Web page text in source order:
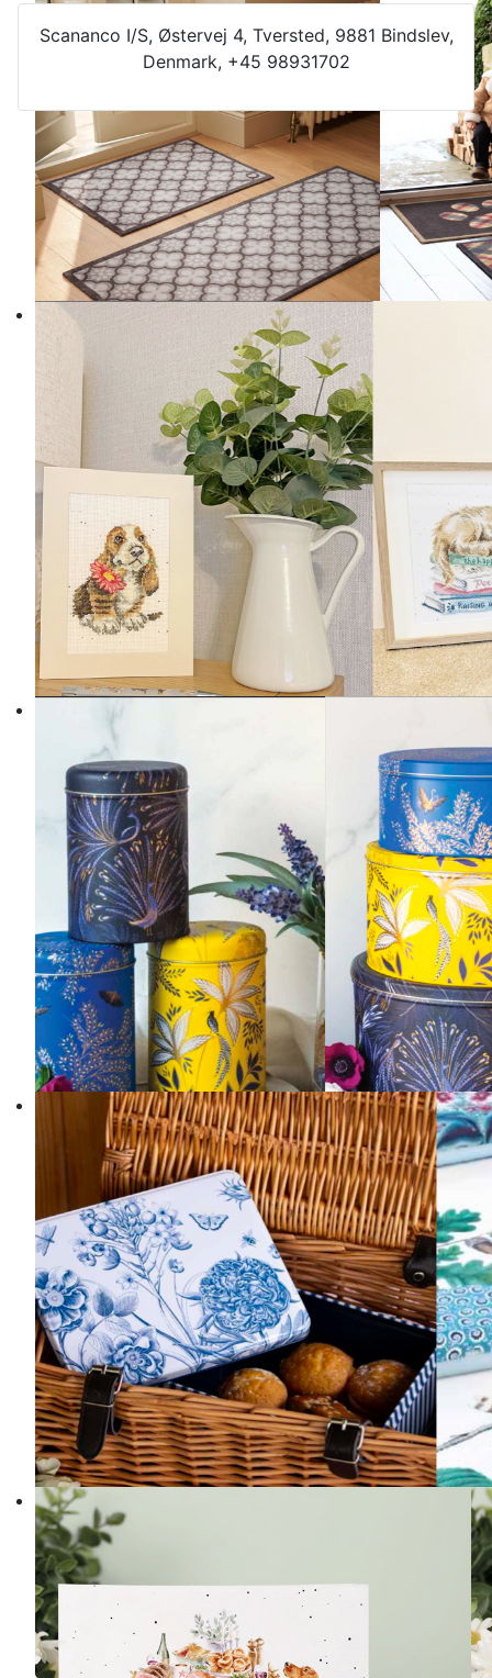
Scananco I/S, Østervej 4, Tversted, 9881 Bindslev,
Denmark, +45 98931702